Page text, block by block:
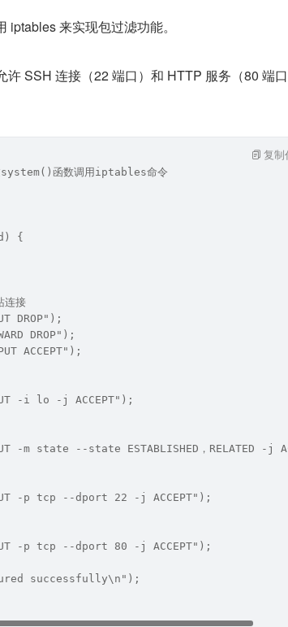
来实现包过滤功能。
SSH 连接（22 端口）和 HTTP 服务（80 端
system()函数调用iptables命令
{
连接
DROP");
DROP");
ACCEPT");
-i lo -j ACCEPT");
-m state --state ESTABLISHED，RELATED -j
-p tcp --dport 22 -j ACCEPT");
-p tcp --dport 80 -j ACCEPT");
successfully\n");
复制